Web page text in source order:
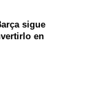
sigue
en